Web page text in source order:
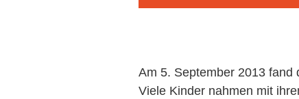
Am 5. September 2013 fand
Viele Kinder nahmen mit